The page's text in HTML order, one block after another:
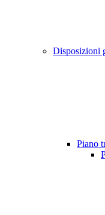
Disposizioni
Piano